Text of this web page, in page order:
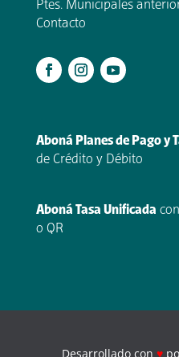
Ptes. Municipales
Contacto
Aboná Planes de Pago y
de Crédito y Débito
Aboná Tasa Unificada
o QR
Desarrollado con ♥